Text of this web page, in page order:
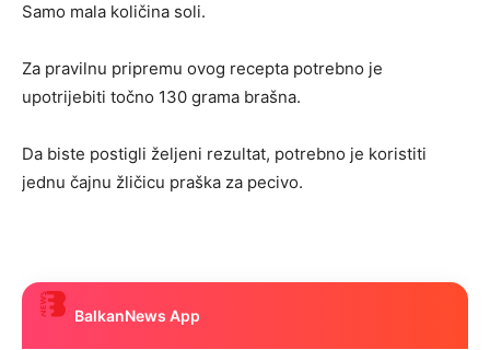
Samo mala količina soli.
Za pravilnu pripremu ovog recepta potrebno je
upotrijebiti točno 130 grama brašna.
Da biste postigli željeni rezultat, potrebno je koristiti
jednu čajnu žličicu praška za pecivo.
BalkanNews App